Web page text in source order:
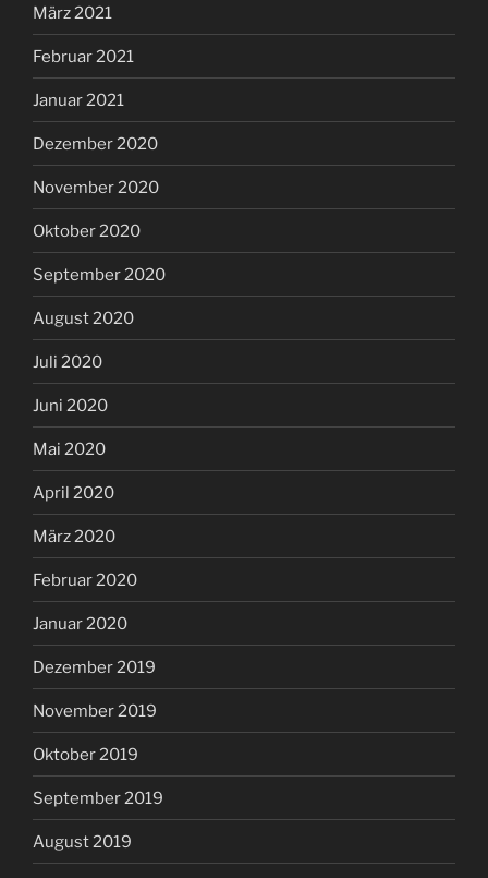
März 2021
Februar 2021
Januar 2021
Dezember 2020
November 2020
Oktober 2020
September 2020
August 2020
Juli 2020
Juni 2020
Mai 2020
April 2020
März 2020
Februar 2020
Januar 2020
Dezember 2019
November 2019
Oktober 2019
September 2019
August 2019